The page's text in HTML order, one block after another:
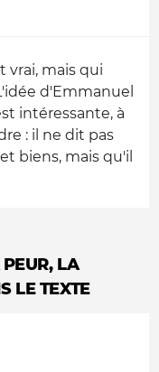
vrai, mais qui
d'Emmanuel
intéressante, à
: il ne dit pas
biens, mais qu'il
LA
LE TEXTE